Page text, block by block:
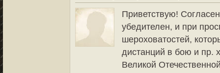
Приветствую!
убедителен, и при
шероховатостей,
дистанций в бою и пр.
Великой